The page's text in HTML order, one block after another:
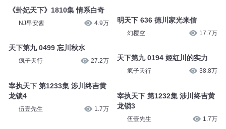
《卦妃天下》1810集 情系白奇
NJ早安酱 4.9万
天下第九 0499 忘川秋水
疯子天行 27.2万
宰执天下 第1233集 涉川终吉黄
龙锁4
伍壹先生 1.7万
明天下 636 德川家光来信
幻樱空 17.7万
天下第九 0194 姬红川的实力
疯子天行 38.8万
宰执天下 第1232集 涉川终吉黄
龙锁3
伍壹先生 1.7万